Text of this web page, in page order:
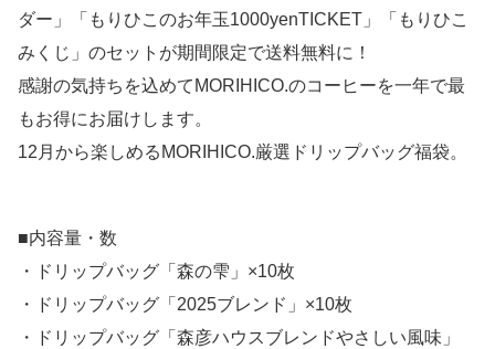
ダー」「もりひこのお年玉1000yenTICKET」「もりひこ
みくじ」のセットが期間限定で送料無料に！
感謝の気持ちを込めてMORIHICO.のコーヒーを一年で最
もお得にお届けします。
12月から楽しめるMORIHICO.厳選ドリップバッグ福袋。
■内容量・数
・ドリップバッグ「森の雫」×10枚
・ドリップバッグ「2025ブレンド」×10枚
・ドリップバッグ「森彦ハウスブレンドやさしい風味」